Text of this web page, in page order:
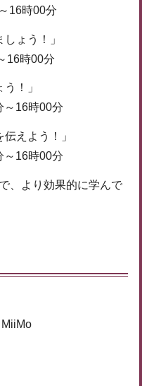
16時00分
ょう！」
16時00分
！」
16時00分
えよう！」
16時00分
、より効果的に学んで